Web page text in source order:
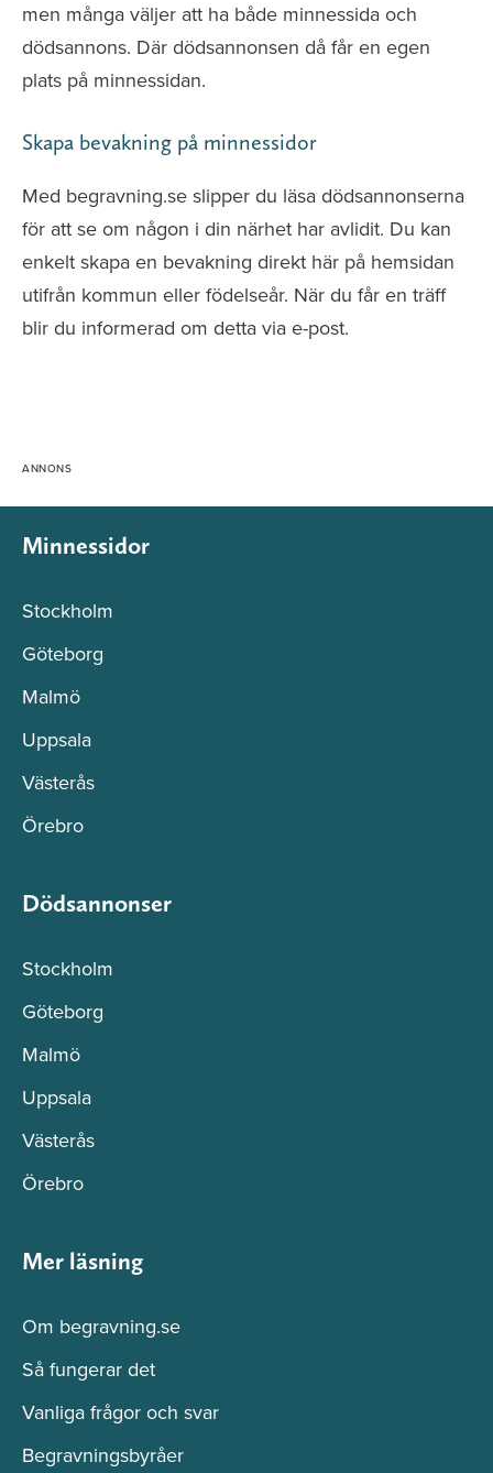
men många väljer att ha både minnessida och
dödsannons. Där dödsannonsen då får en egen
plats på minnessidan.
Skapa bevakning på minnessidor
Med begravning.se slipper du läsa dödsannonserna
för att se om någon i din närhet har avlidit. Du kan
enkelt skapa en bevakning direkt här på hemsidan
utifrån kommun eller födelseår. När du får en träff
blir du informerad om detta via e-post.
Minnessidor
Stockholm
Göteborg
Malmö
Uppsala
Västerås
Örebro
Dödsannonser
Stockholm
Göteborg
Malmö
Uppsala
Västerås
Örebro
Mer läsning
Om begravning.se
Så fungerar det
Vanliga frågor och svar
Begravningsbyråer